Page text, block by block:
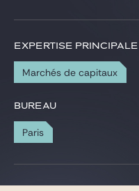
Gide Pro Bono et
Blog Real Estate
Contact
EXPERTISE PRINCIPALE
Marchés de capitaux
BUREAU
Paris